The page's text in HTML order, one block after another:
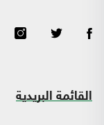
القائمة البريدية